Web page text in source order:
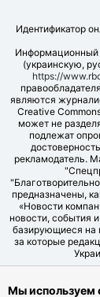
Идентификатор
Информационный
(украинскую,
https://
являются
Creative
может не
подлежат
рекламодатель.
предназначены,
«Новости
новости, события
базирующиеся на
за которые
Мы используем